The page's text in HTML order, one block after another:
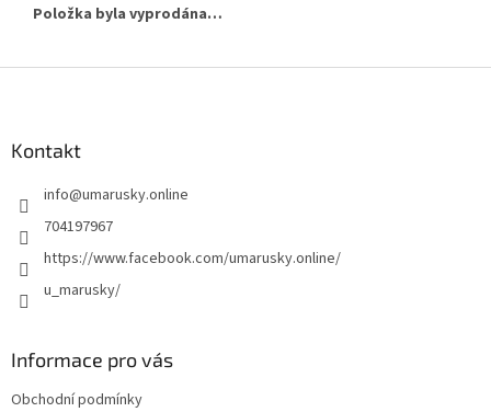
Položka byla vyprodána…
Kontakt
info@umarusky.online
704197967
https://www.facebook.com/umarusky.online/
u_marusky/
Informace pro vás
Obchodní podmínky